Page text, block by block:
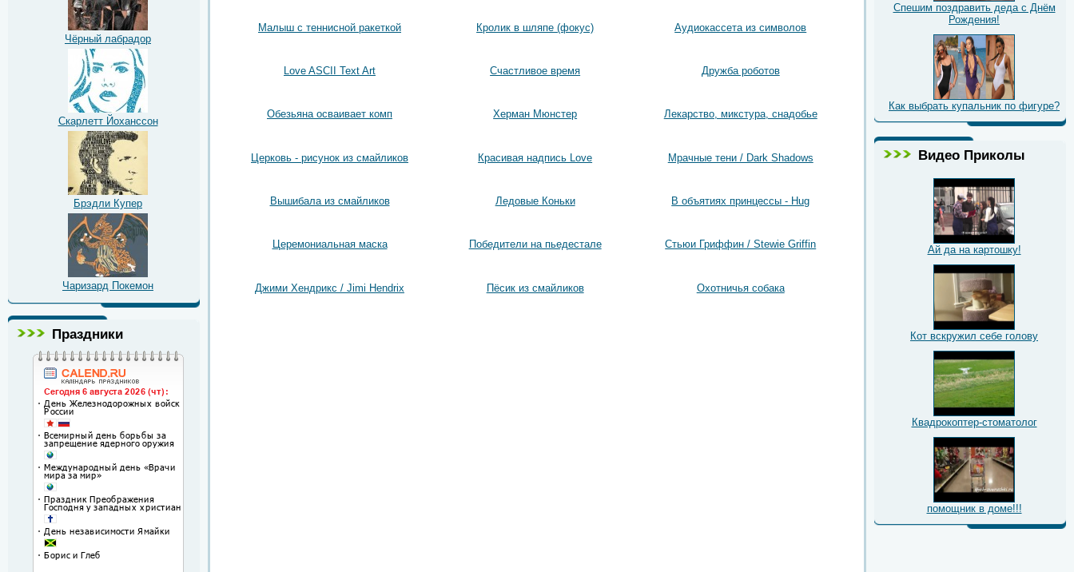
Чёрный лабрадор
Скарлетт Йоханссон
Брэдли Купер
Чаризард Покемон
Праздники
Малыш с теннисной ракеткой Кролик в шляпе (фокус) Аудиокассета из символов
Love ASCII Text Art Счастливое время Дружба роботов
Обезьяна осваивает комп Херман Мюнстер Лекарство, микстура, снадобье
Церковь - рисунок из смайликов Красивая надпись Love Мрачные тени / Dark Shadows
Вышибала из смайликов Ледовые Коньки В объятиях принцессы - Hug
Церемониальная маска Победители на пьедестале Стьюи Гриффин / Stewie Griffin
Джими Хендрикс / Jimi Hendrix Пёсик из смайликов Охотничья собака
Спешим поздравить деда с Днём
Рождения!
Как выбрать купальник по фигуре?
Видео Приколы
Ай да на картошку!
Кот вскружил себе голову
Квадрокоптер-стоматолог
помощник в доме!!!